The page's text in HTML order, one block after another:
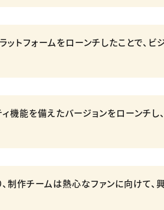
トフォームをローンチしたことで、ビ
能を備えたバージョンをローンチし
制作チームは熱心なファンに向けて、